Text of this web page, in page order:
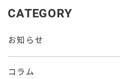
CATEGORY
お知らせ
コラム